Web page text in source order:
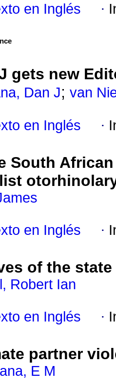
en Inglés ·
gets new
Dan J; van
en Inglés ·
South
en Inglés ·
of the
Robert Ian
en Inglés ·
partner
E M